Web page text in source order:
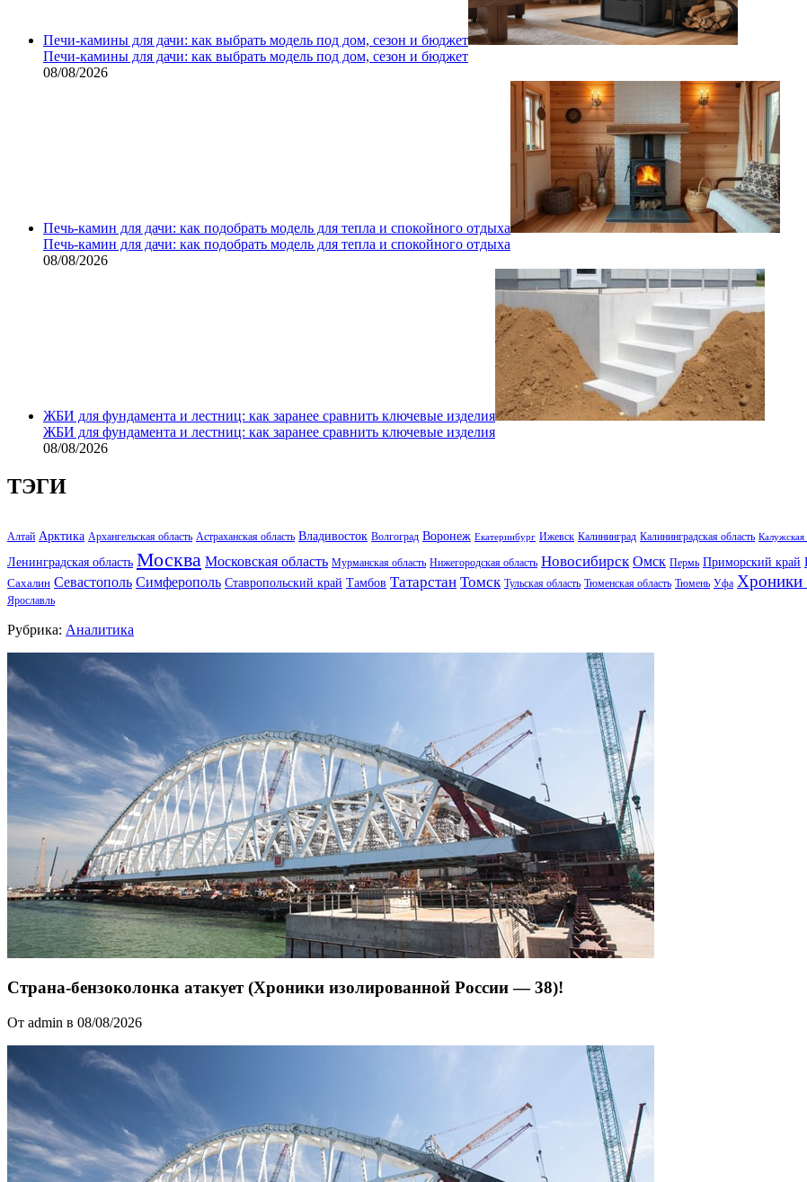
Печи-камины для дачи: как выбрать модель под дом, сезон и бюджет
Печи-камины для дачи: как выбрать модель под дом, сезон и бюджет
08/08/2026
Печь-камин для дачи: как подобрать модель для тепла и спокойного отдыха
Печь-камин для дачи: как подобрать модель для тепла и спокойного отдыха
08/08/2026
ЖБИ для фундамента и лестниц: как заранее сравнить ключевые изделия
ЖБИ для фундамента и лестниц: как заранее сравнить ключевые изделия
08/08/2026
ТЭГИ
Алтай Арктика Архангельская область Астраханская область Владивосток Волгоград Воронеж Екатеринбург Ижевск Калининград Калининградская область Калужская
Ленинградская область Москва Московская область Мурманская область Нижегородская область Новосибирск Омск Пермь Приморский край
Сахалин Севастополь Симферополь Ставропольский край Тамбов Татарстан Томск Тульская область Тюменская область Тюмень Уфа Хроники
Ярославль
Рубрика: Аналитика
Страна-бензоколонка атакует (Хроники изолированной России — 38)!
От admin в 08/08/2026